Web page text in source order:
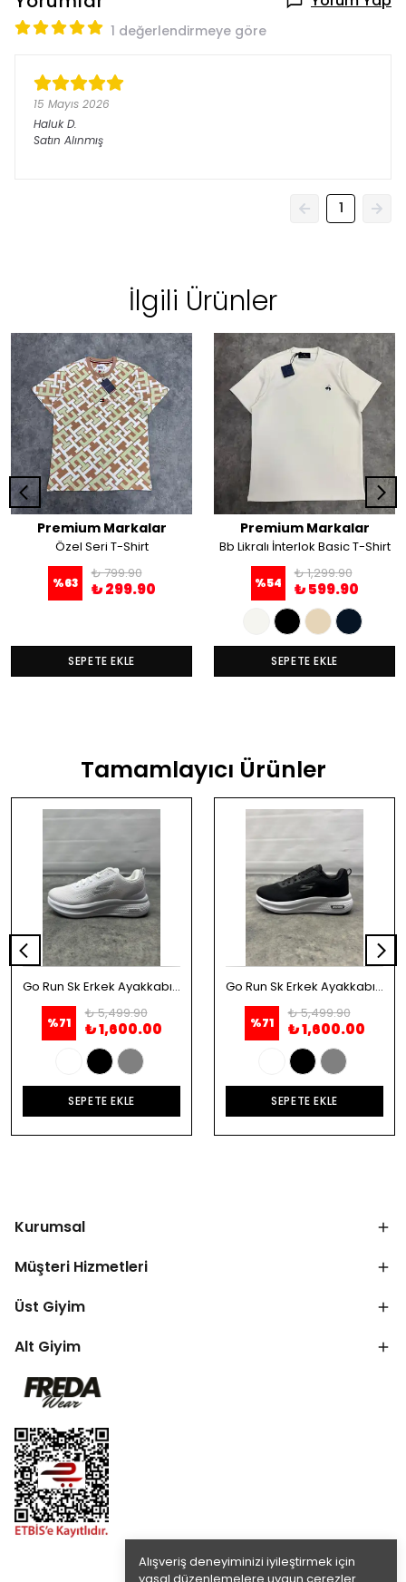
Alışveriş deneyiminizi iyileştirmek için
1 değerlendirmeye göre
15 Mayıs 2026
Haluk D.
Satın Alınmış
1
İlgili Ürünler
Premium Markalar
Özel Seri T-Shirt
%63
₺ 799.90
₺ 299.90
SEPETE EKLE
Premium Markalar
Bb Likralı İnterlok Basic T-Shirt
%54
₺ 1,299.90
₺ 599.90
SEPETE EKLE
Tamamlayıcı Ürünler
Go Run Sk Erkek Ayakkabı - Beyaz
%71
₺ 5,499.90
₺ 1,600.00
SEPETE EKLE
Go Run Sk Erkek Ayakkabı - Siyah
%71
₺ 5,499.90
₺ 1,600.00
SEPETE EKLE
Kurumsal
Müşteri Hizmetleri
Üst Giyim
Alt Giyim